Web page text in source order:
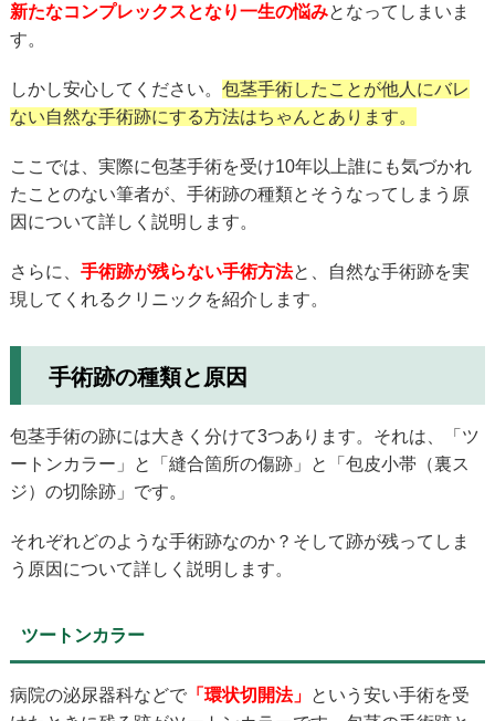
新たなコンプレックスとなり一生の悩みとなってしまいま
す。
しかし安心してください。 包茎手術したことが他人にバレ
ない自然な手術跡にする方法はちゃんとあります。
ここでは、実際に包茎手術を受け10年以上誰にも気づかれ
たことのない筆者が、手術跡の種類とそうなってしまう原
因について詳しく説明します。
さらに、 手術跡が残らない手術方法と、自然な手術跡を実
現してくれるクリニックを紹介します。
手術跡の種類と原因
包茎手術の跡には大きく分けて3つあります。それは、「ツ
ートンカラー」と「縫合箇所の傷跡」と「包皮小帯（裏ス
ジ）の切除跡」です。
それぞれどのような手術跡なのか？そして跡が残ってしま
う原因について詳しく説明します。
ツートンカラー
病院の泌尿器科などで「環状切開法」 という安い手術を受